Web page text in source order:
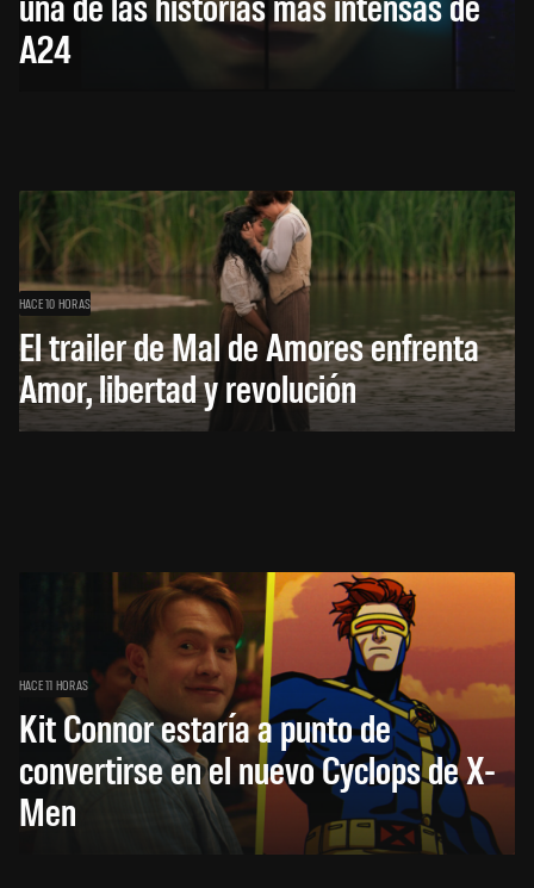
A24
HACE 10 HORAS
El trailer de Mal de Amores enfrenta
Amor, libertad y revolución
HACE 11 HORAS
Kit Connor estaría a punto de
convertirse en el nuevo Cyclops de X-
Men